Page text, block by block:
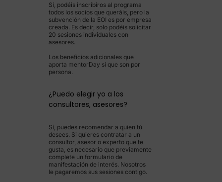
Sí, podéis inscribiros al programa
todos los socios que queráis, pero la
subvención de la EOI es por empresa
creada. Es decir, solo podéis solicitar
20 sesiones individuales con
asesores.
Los beneficios adicionales que
aporta mentorDay sí que son por
persona.
¿Puedo elegir yo a los
consultores, asesores?
Sí, puedes recomendar a quien tú
desees. Si quieres contratar a un
consultor, asesor o experto que te
gusta, es necesario que previamente
complete un formulario de
manifestación de interés. Nosotros
le pagaremos sus sesiones contigo.